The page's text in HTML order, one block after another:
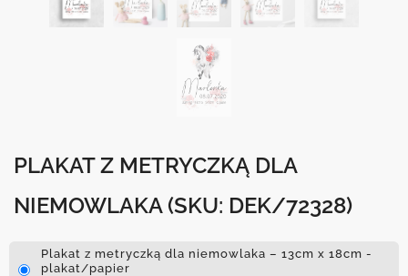
PLAKAT Z METRYCZKĄ DLA
NIEMOWLAKA (SKU: DEK/72328)
Plakat z metryczką dla niemowlaka – 13cm x 18cm -
plakat/papier